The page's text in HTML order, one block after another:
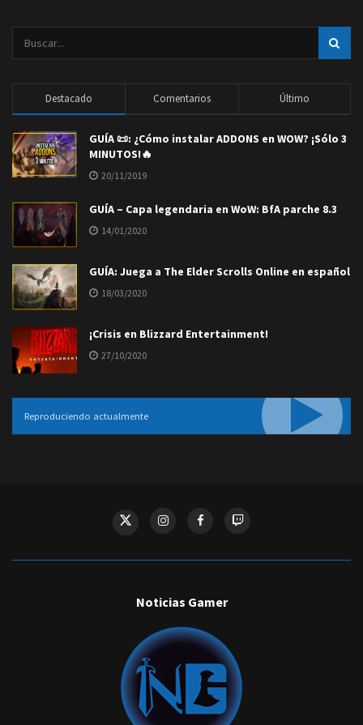
Destacado Comentarios Último
GUÍA 📜: ¿Cómo instalar ADDONS en WOW? ¡Sólo 3
MINUTOS!🔥
20/11/2019
GUÍA – Capa legendaria en WoW: BfA parche 8.3
14/01/2020
GUÍA: Juega a The Elder Scrolls Online en español
18/03/2020
¡Crisis en Blizzard Entertainment!
27/10/2020
Reproduciendo actualmente
Noticias Gamer